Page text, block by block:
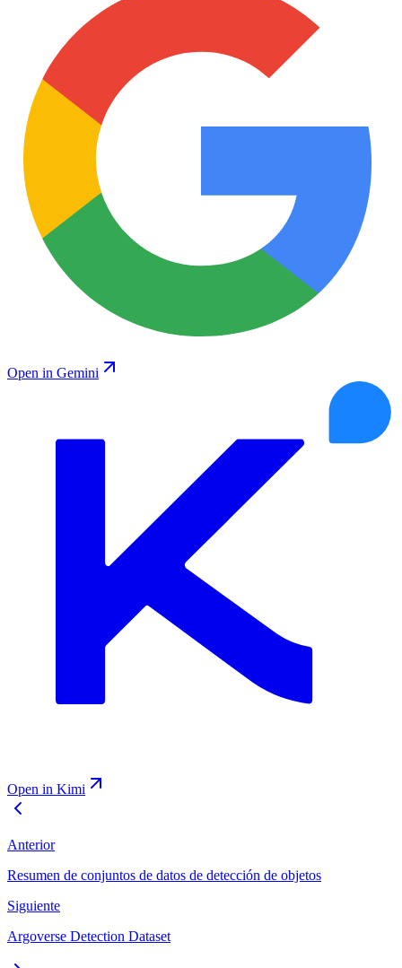
Open in Gemini
Open in Kimi
Anterior
Resumen de conjuntos de datos de detección de objetos
Siguiente
Argoverse Detection Dataset